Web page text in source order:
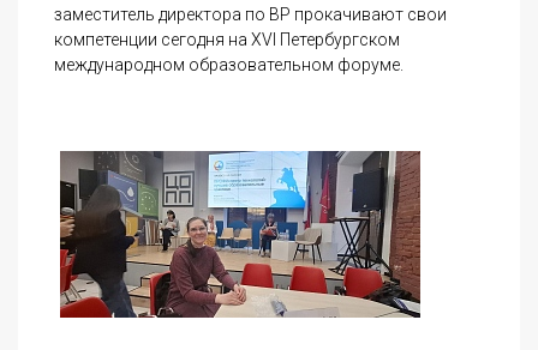
заместитель директора по ВР прокачивают свои
компетенции сегодня на XVI Петербургском
международном образовательном форуме.